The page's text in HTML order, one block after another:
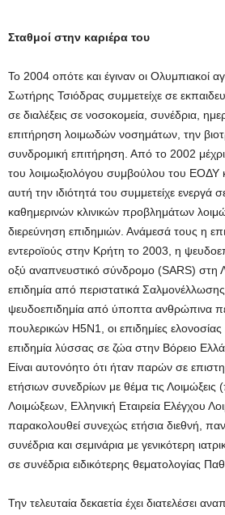
Σταθμοί στην καριέρα του
Το 2004 οπότε και έγιναν οι Ολυμπιακοί
Σωτήρης Τσιόδρας συμμετείχε σε
σε διαλέξεις σε νοσοκομεία, συνέδρια,
επιτήρηση λοιμωδών νοσημάτων, την
συνδρομική επιτήρηση. Από το 2002
του λοιμωξιολόγου συμβούλου του
αυτή την ιδιότητά του συμμετείχε ενεργά
καθημερινών κλινικών προβλημάτων
διερεύνηση επιδημιών. Ανάμεσά τους η
εντεροϊούς στην Κρήτη το 2003, η
οξύ αναπνευστικό σύνδρομο (SARS) στη
επιδημία από περιστατικά
ψευδοεπιδημία από ύποπτα ανθρώπινα
πουλερικών Η5Ν1, οι επιδημίες ελονοσίας
επιδημία λύσσας σε ζώα στην Βόρειο
Είναι αυτονόητο ότι ήταν παρών σε
ετήσιων συνεδρίων με θέμα τις Λοιμώξεις
Λοιμώξεων, Ελληνική Εταιρεία Ελέγχου
παρακολουθεί συνεχώς ετήσια διεθνή,
συνέδρια και σεμινάρια με γενικότερη
σε συνέδρια ειδικότερης θεματολογίας
Την τελευταία δεκαετία έχει διατελέσει